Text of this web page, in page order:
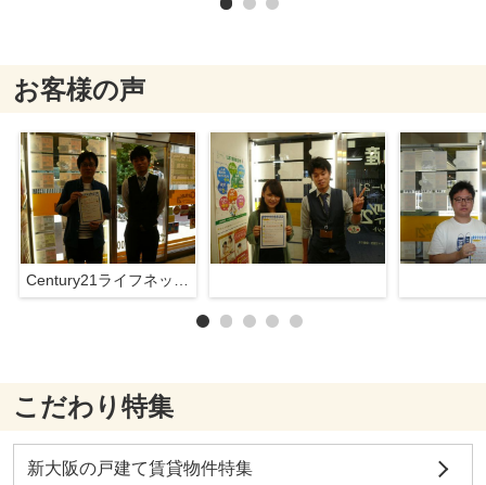
お客様の声
こだわり特集
新大阪の戸建て賃貸物件特集